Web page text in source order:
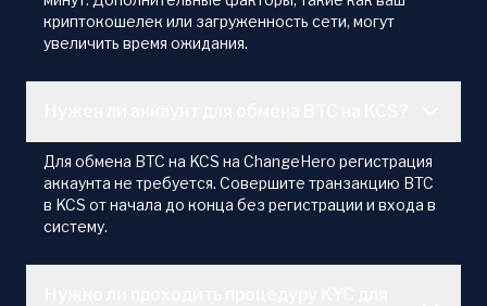
криптокошелек или загруженность сети, могут
увеличить время ожидания.
Для обмена BTC на KCS на ChangeHero регистрация
аккаунта не требуется. Совершите транзакцию BTC
в KCS от начала до конца без регистрации и входа в
систему.